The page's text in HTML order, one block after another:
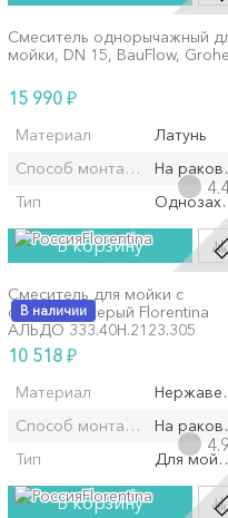
Смеситель однорычажный
мойки, DN 15, BauFlow, Grohe
15 990 ₽
Материал
Латунь
Способ монтажа/установки
На
Тип
В корзину
Florentina
В наличии
Смеситель для мойки с
фильтром серый Florentina
АЛЬДО 333.40H.2123.305
10 518 ₽
Материал
Способ монтажа/установки
На
Тип
Для
В корзину
Florentina
4.9